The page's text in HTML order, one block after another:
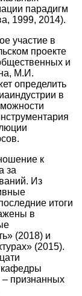
парадигм
1999, 2014).
участие в
проекте
и
М.И.
определить
в
к
за
Из
итоги
в
(2018) и
(2015).
кафедры
– признанных